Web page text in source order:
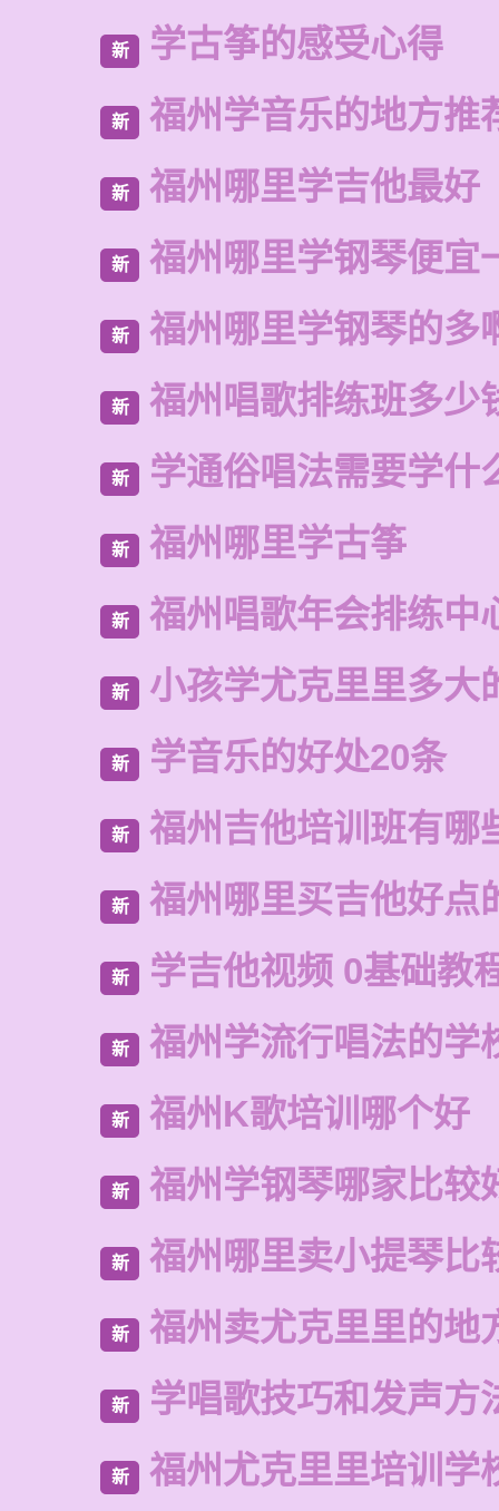
新 学古筝的感受心得
新 福州学音乐的地方推
新 福州哪里学吉他最好
新 福州哪里学钢琴便宜
新 福州哪里学钢琴的多
新 福州唱歌排练班多少
新 学通俗唱法需要学什
新 福州哪里学古筝
新 福州唱歌年会排练中
新 小孩学尤克里里多大
新 学音乐的好处20条
新 福州吉他培训班有哪
新 福州哪里买吉他好点
新 学吉他视频 0基础教
新 福州学流行唱法的学
新 福州K歌培训哪个好
新 福州学钢琴哪家比较
新 福州哪里卖小提琴比
新 福州卖尤克里里的地
新 学唱歌技巧和发声方
新 福州尤克里里培训学